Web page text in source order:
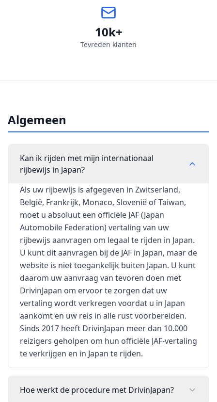
10k+
Tevreden klanten
Algemeen
Kan ik rijden met mijn internationaal
rijbewijs in Japan?
Als uw rijbewijs is afgegeven in Zwitserland,
België, Frankrijk, Monaco, Slovenië of Taiwan,
moet u absoluut een officiële JAF (Japan
Automobile Federation) vertaling van uw
rijbewijs aanvragen om legaal te rijden in Japan.
U kunt dit aanvragen bij de JAF in Japan, maar de
website is niet toegankelijk buiten Japan. U kunt
daarom uw aanvraag van tevoren doen met
DrivinJapan om ervoor te zorgen dat uw
vertaling wordt verkregen voordat u in Japan
aankomt en uw reis in alle rust voorbereiden.
Sinds 2017 heeft DrivinJapan meer dan 10.000
reizigers geholpen om hun officiële JAF-vertaling
te verkrijgen en in Japan te rijden.
Hoe werkt de procedure met DrivinJapan?